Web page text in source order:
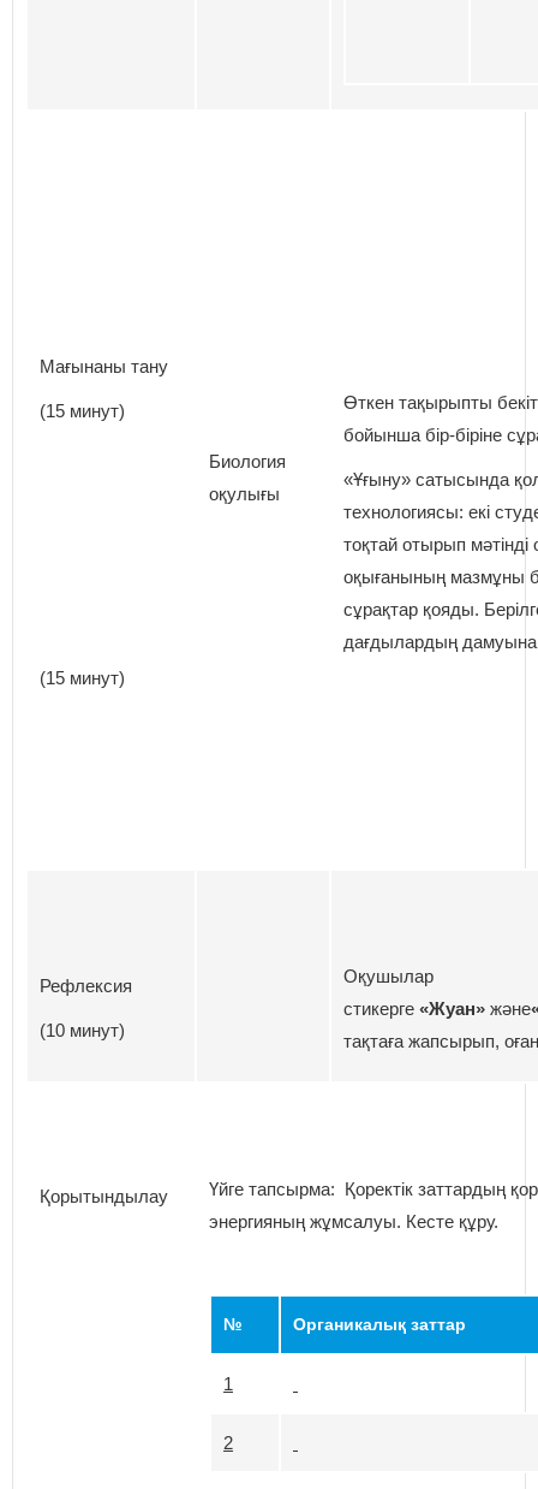
Мағынаны тану
(15 минут)
(15 минут)
Биология
оқулығы
Өткен тақырыпты
бойынша бір-біріне
«Ұғыну» сатысында
технологиясы: екі
тоқтай отырып мәтінді
оқығанының мазмұны
сұрақтар қояды.
дағдылардың дамуына
Рефлексия
(10 минут)
Оқушылар
стикерге «Жуан» және
тақтаға жапсырып,
Қорытындылау
Үйге тапсырма: Қоректік заттардың
энергияның жұмсалуы. Кесте құру.
№ Органикалық заттар
1
2